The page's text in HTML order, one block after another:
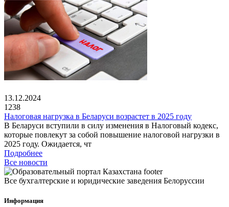
13.12.2024
1238
Налоговая нагрузка в Беларуси возрастет в 2025 году
В Беларуси вступили в силу изменения в Налоговый кодекс,
которые повлекут за собой повышение налоговой нагрузки в
2025 году. Ожидается, чт
Подробнее
Все новости
Все бухгалтерские и юридические заведения Белоруссии
Информация